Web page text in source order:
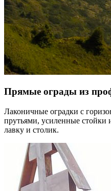
Прямые ограды из
Лаконичные оградки с
прутьями, усиленные стойки
лавку и столик.